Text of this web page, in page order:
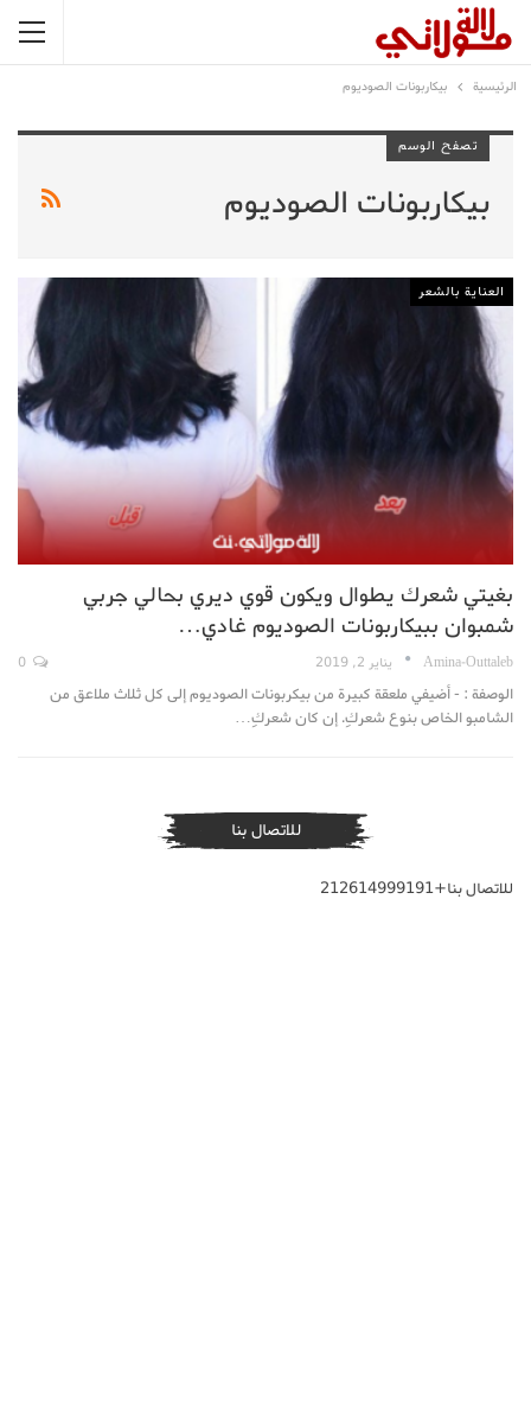
الرئيسية بيكاربونات الصوديوم
تصفح الوسم
بيكاربونات الصوديوم
العناية بالشعر
بغيتي شعرك يطوال ويكون قوي ديري بحالي جربي
شمبوان ببيكاربونات الصوديوم غادي…
Amina-Outtaleb يناير 2, 2019
الوصفة : - أضيفي ملعقة كبيرة من بيكربونات الصوديوم إلى كل ثلاث ملاعق من
الشامبو الخاص بنوع شعركِ. إن كان شعركِ…
للاتصال بنا
للاتصال بنا+212614999191